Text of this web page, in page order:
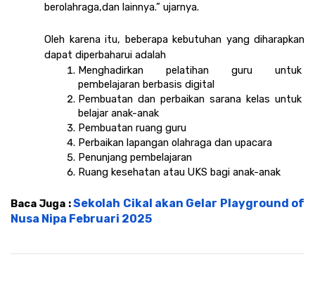
berolahraga,dan lainnya.” ujarnya.
Oleh karena itu, beberapa kebutuhan yang diharapkan
dapat diperbaharui adalah
Menghadirkan pelatihan guru untuk
pembelajaran berbasis digital
Pembuatan dan perbaikan sarana kelas untuk
belajar anak-anak
Pembuatan ruang guru
Perbaikan lapangan olahraga dan upacara
Penunjang pembelajaran
Ruang kesehatan atau UKS bagi anak-anak
Baca Juga : Sekolah Cikal akan Gelar Playground of
Nusa Nipa Februari 2025